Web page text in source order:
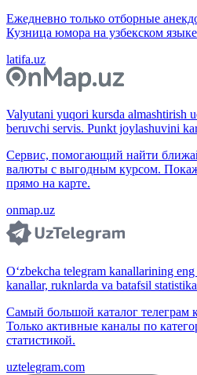
Ежедневно только отборные
Кузница юмора на узбекском
latifa.uz
Valyutani yuqori kursda almashtirish
beruvchi servis. Punkt joylashuvini
Сервис, помогающий найти
валюты с выгодным курсом.
прямо на карте.
onmap.uz
O‘zbekcha telegram kanallarining
kanallar, ruknlarda va batafsil
Самый большой каталог телеграм
Только активные каналы по
статистикой.
uztelegram.com